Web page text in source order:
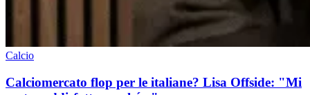
Calcio
Calciomercato flop per le italiane? Lisa Offside: "Mi